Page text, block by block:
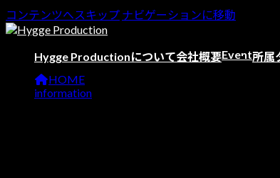
コンテンツへスキップ ナビゲーションに移動
Hygge Productionについて会社概要Event所属
HOME
information